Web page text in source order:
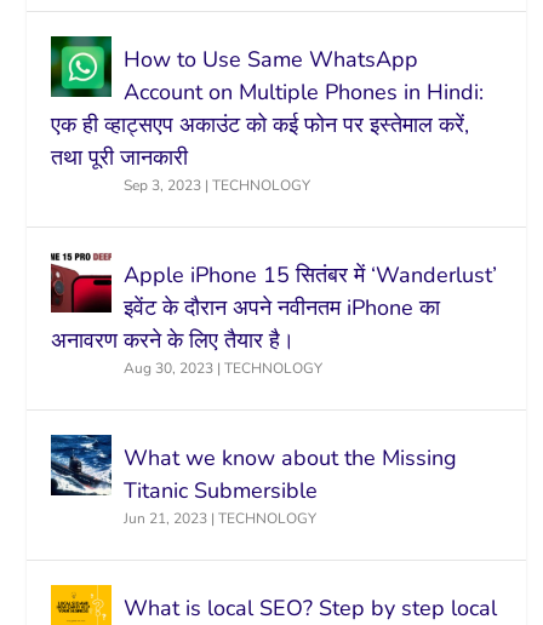
How to Use Same WhatsApp
Account on Multiple Phones in Hindi:
एक ही व्हाट्सएप अकाउंट को कई फोन पर इस्तेमाल करें,
तथा पूरी जानकारी
Sep 3, 2023 |TECHNOLOGY
Apple iPhone 15 सितंबर में ‘Wanderlust’
इवेंट के दौरान अपने नवीनतम iPhone का
अनावरण करने के लिए तैयार है।
Aug 30, 2023 |TECHNOLOGY
What we know about the Missing
Titanic Submersible
Jun 21, 2023 |TECHNOLOGY
What is local SEO? Step by step local